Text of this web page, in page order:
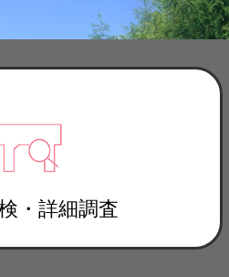
・詳細調査